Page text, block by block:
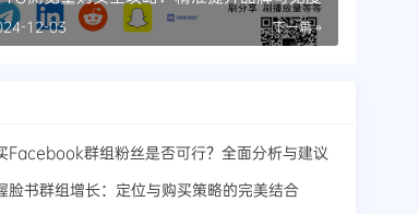
下一篇 »
12-03
Facebook群组粉丝是否可行？全面分析与建议
脸书群组增长：定位与购买策略的完美结合